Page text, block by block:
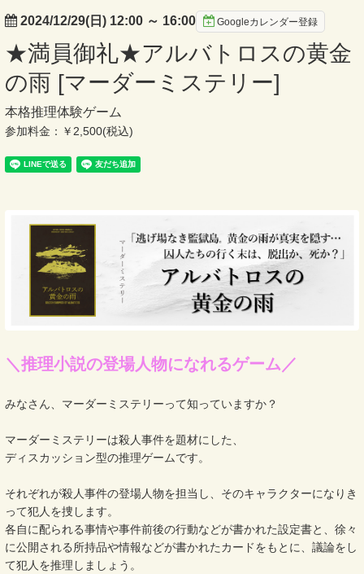
2024/12/29(日) 12:00 ～ 16:00 Googleカレンダー登録
★満員御礼★アルバトロスの黄金
の雨 [マーダーミステリー]
本格推理体験ゲーム
参加料金：￥2,500(税込)
＼推理小説の登場人物になれるゲーム／
みなさん、マーダーミステリーって知っていますか？
マーダーミステリーは殺人事件を題材にした、
ディスカッション型の推理ゲームです。
それぞれが殺人事件の登場人物を担当し、そのキャラクターになりき
って犯人を捜します。
各自に配られる事情や事件前後の行動などが書かれた設定書と、徐々
に公開される所持品や情報などが書かれたカードをもとに、議論をし
て犯人を推理しましょう。